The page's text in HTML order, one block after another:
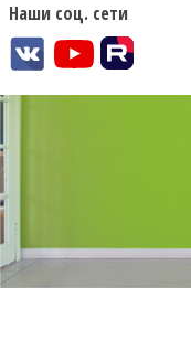
Наши соц. сети